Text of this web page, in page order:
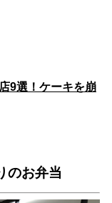
9選！ケーキを崩
のお弁当